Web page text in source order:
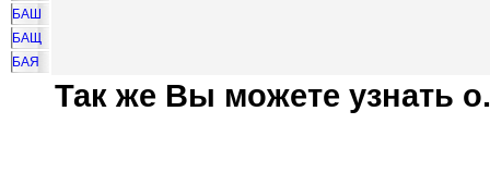
БАШ
БАЩ
БАЯ
Так же Вы можете узнать